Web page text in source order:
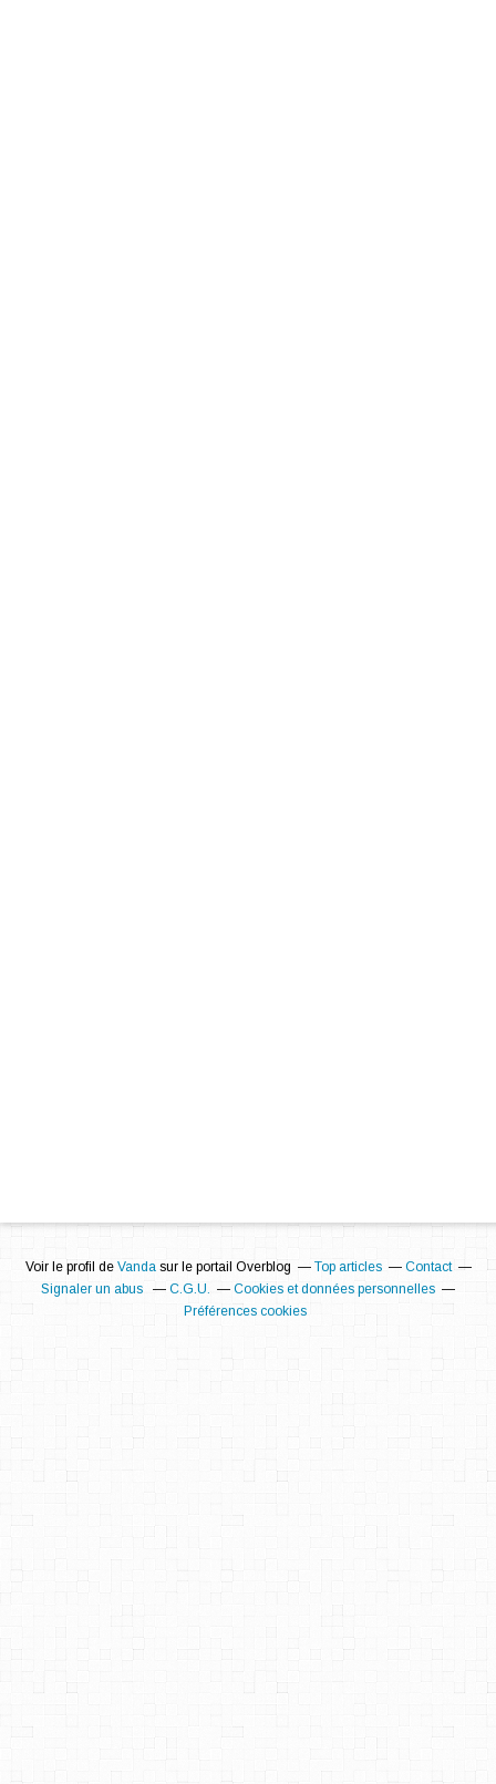
Voir le profil de Vandasur le portail Overblog Top articles
Contact
Signaler un abus
C.G.U.
Cookies et données personnelles
Préférences cookies